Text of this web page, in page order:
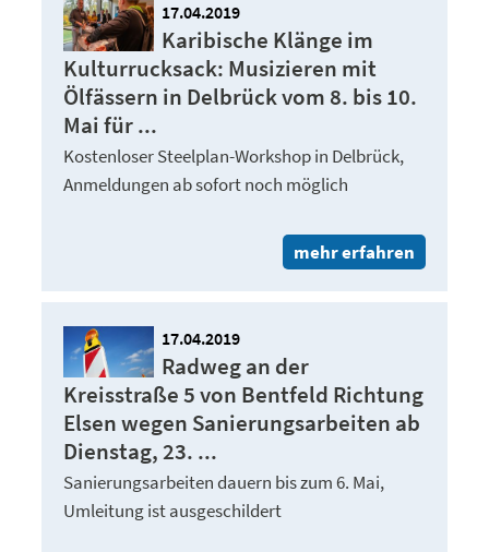
17.04.2019
Karibische Klänge im
Kulturrucksack: Musizieren mit
Ölfässern in Delbrück vom 8. bis 10.
Mai für ...
Kostenloser Steelplan-Workshop in Delbrück,
Anmeldungen ab sofort noch möglich
mehr erfahren
17.04.2019
Radweg an der
Kreisstraße 5 von Bentfeld Richtung
Elsen wegen Sanierungsarbeiten ab
Dienstag, 23. ...
Sanierungsarbeiten dauern bis zum 6. Mai,
Umleitung ist ausgeschildert